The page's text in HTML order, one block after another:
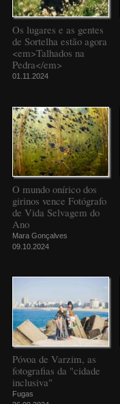
Os lugares e as gentes
de Sortelha estão agora
<em>Talhados na
Pedra</em>
01.11.2024
O mundo onírico dos
girinos vence Fotógrafo
de Vida Selvagem do
Ano
Mara Gonçalves
09.10.2024
Póvoa de Varzim, as
fotografias da "cidade
inclusiva"
Fugas